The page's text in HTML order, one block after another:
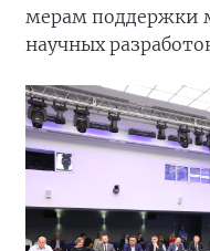
мерам поддержки
научных